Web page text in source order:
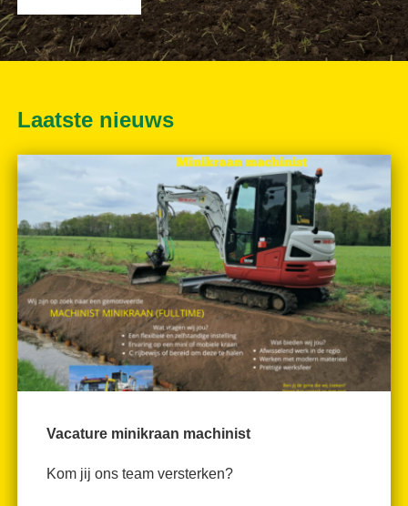
Laatste nieuws
Vacature minikraan machinist
Kom jij ons team versterken?